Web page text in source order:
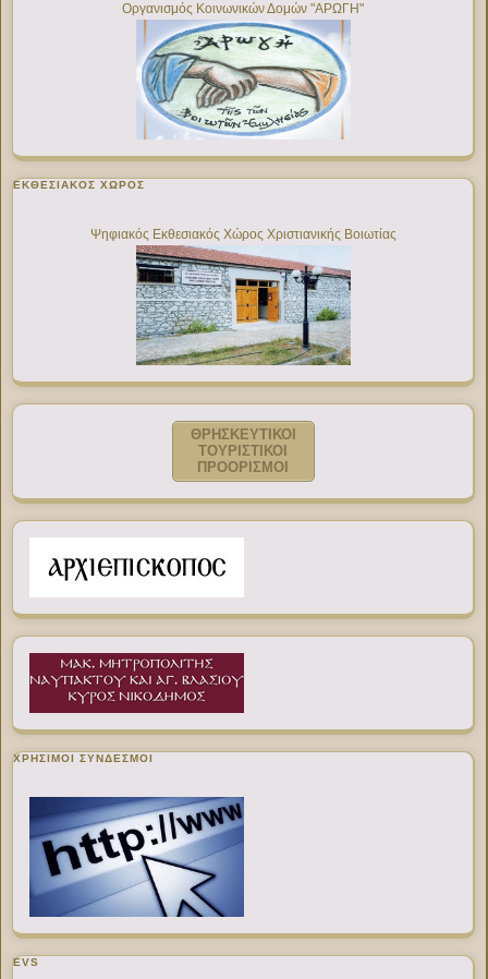
Οργανισμός Κοινωνικών Δομών "ΑΡΩΓΗ"
ΕΚΘΕΣΙΑΚΌΣ ΧΏΡΟΣ
Ψηφιακός Εκθεσιακός Χώρος Χριστιανικής Βοιωτίας
ΘΡΗΣΚΕΥΤΙΚΟΙ
ΤΟΥΡΙΣΤΙΚΟΙ
ΠΡΟΟΡΙΣΜΟΙ
ΧΡΉΣΙΜΟΙ ΣΎΝΔΕΣΜΟΙ
EVS